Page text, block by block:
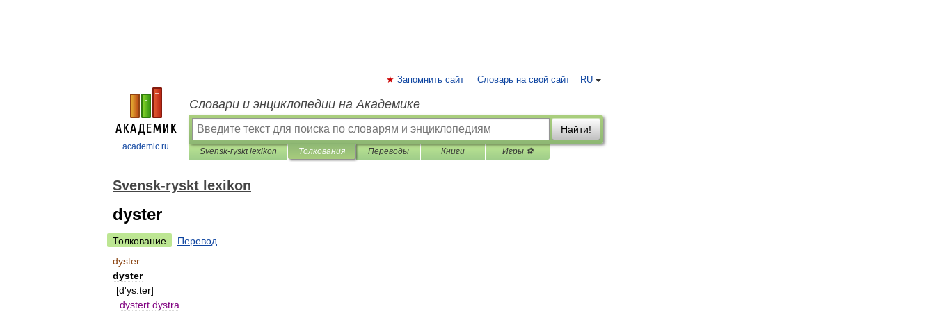
academic.ru
RU
Запомнить сайт Словарь на свой сайт
Словари и энциклопедии на Академике
Найти!
Svensk-ryskt lexikon Толкования Переводы Книги Игры ⚽
Svensk-ryskt lexikon
dyster
Толкование
Перевод
dyster
dyster
[d'ys:ter]
dystert dystra